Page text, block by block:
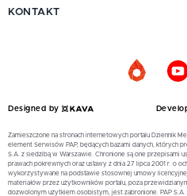
KONTAKT
Designed by
Zamieszczone na stronach internetowych portalu Dziennik
element Serwisów PAP, będących bazami danych, których
S.A. z siedzibą w Warszawie. Chronione są one przepisami
prawach pokrewnych oraz ustawy z dnia 27 lipca 2001 r. o
wykorzystywane na podstawie stosownej umowy
materiałów przez użytkowników portalu, poza
dozwolonym użytkiem osobistym, jest zabronione. PAP